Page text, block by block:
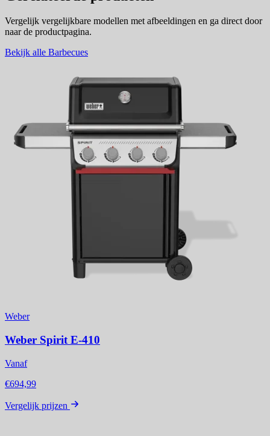
Vergelijk vergelijkbare modellen met afbeeldingen en ga direct door
naar de productpagina.
Bekijk alle Barbecues
Weber
Weber Spirit E-410
Vanaf
€694,99
Vergelijk prijzen